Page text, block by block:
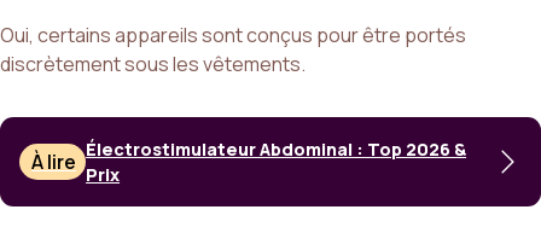
Oui, certains appareils sont conçus pour être portés
discrètement sous les vêtements.
À lire Électrostimulateur Abdominal : Top 2026 &
Prix